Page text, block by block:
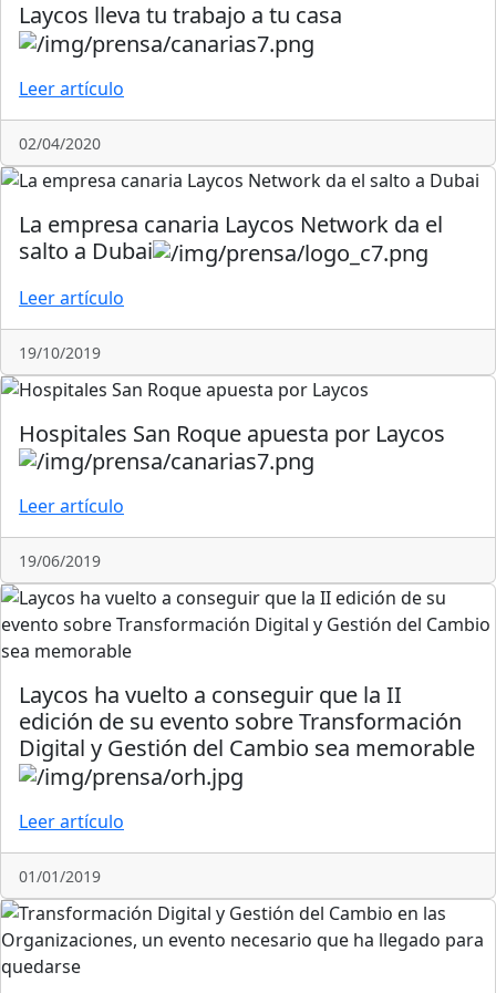
Laycos lleva tu trabajo a tu casa
Leer artículo
02/04/2020
La empresa canaria Laycos Network da el
salto a Dubai
Leer artículo
19/10/2019
Hospitales San Roque apuesta por Laycos
Leer artículo
19/06/2019
Laycos ha vuelto a conseguir que la II
edición de su evento sobre Transformación
Digital y Gestión del Cambio sea memorable
Leer artículo
01/01/2019